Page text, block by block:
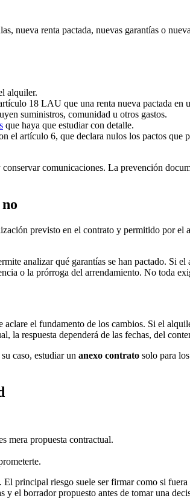
nueva renta pactada, nuevas garantías o
alquiler.
18 LAU que una renta nueva pactada en
suministros, comunidad u otros gastos.
que haya que estudiar con detalle.
el artículo 6, que declara nulos los pactos que
comunicaciones. La prevención
previsto en el contrato y permitido por
analizar qué garantías se han pactado. Si el
o la prórroga del arrendamiento. No toda
el fundamento de los cambios. Si el
la respuesta dependerá de las fechas, del
caso, estudiar un anexo contrato solo para
mera propuesta contractual.
principal riesgo suele ser firmar como si
y el borrador propuesto antes de tomar una